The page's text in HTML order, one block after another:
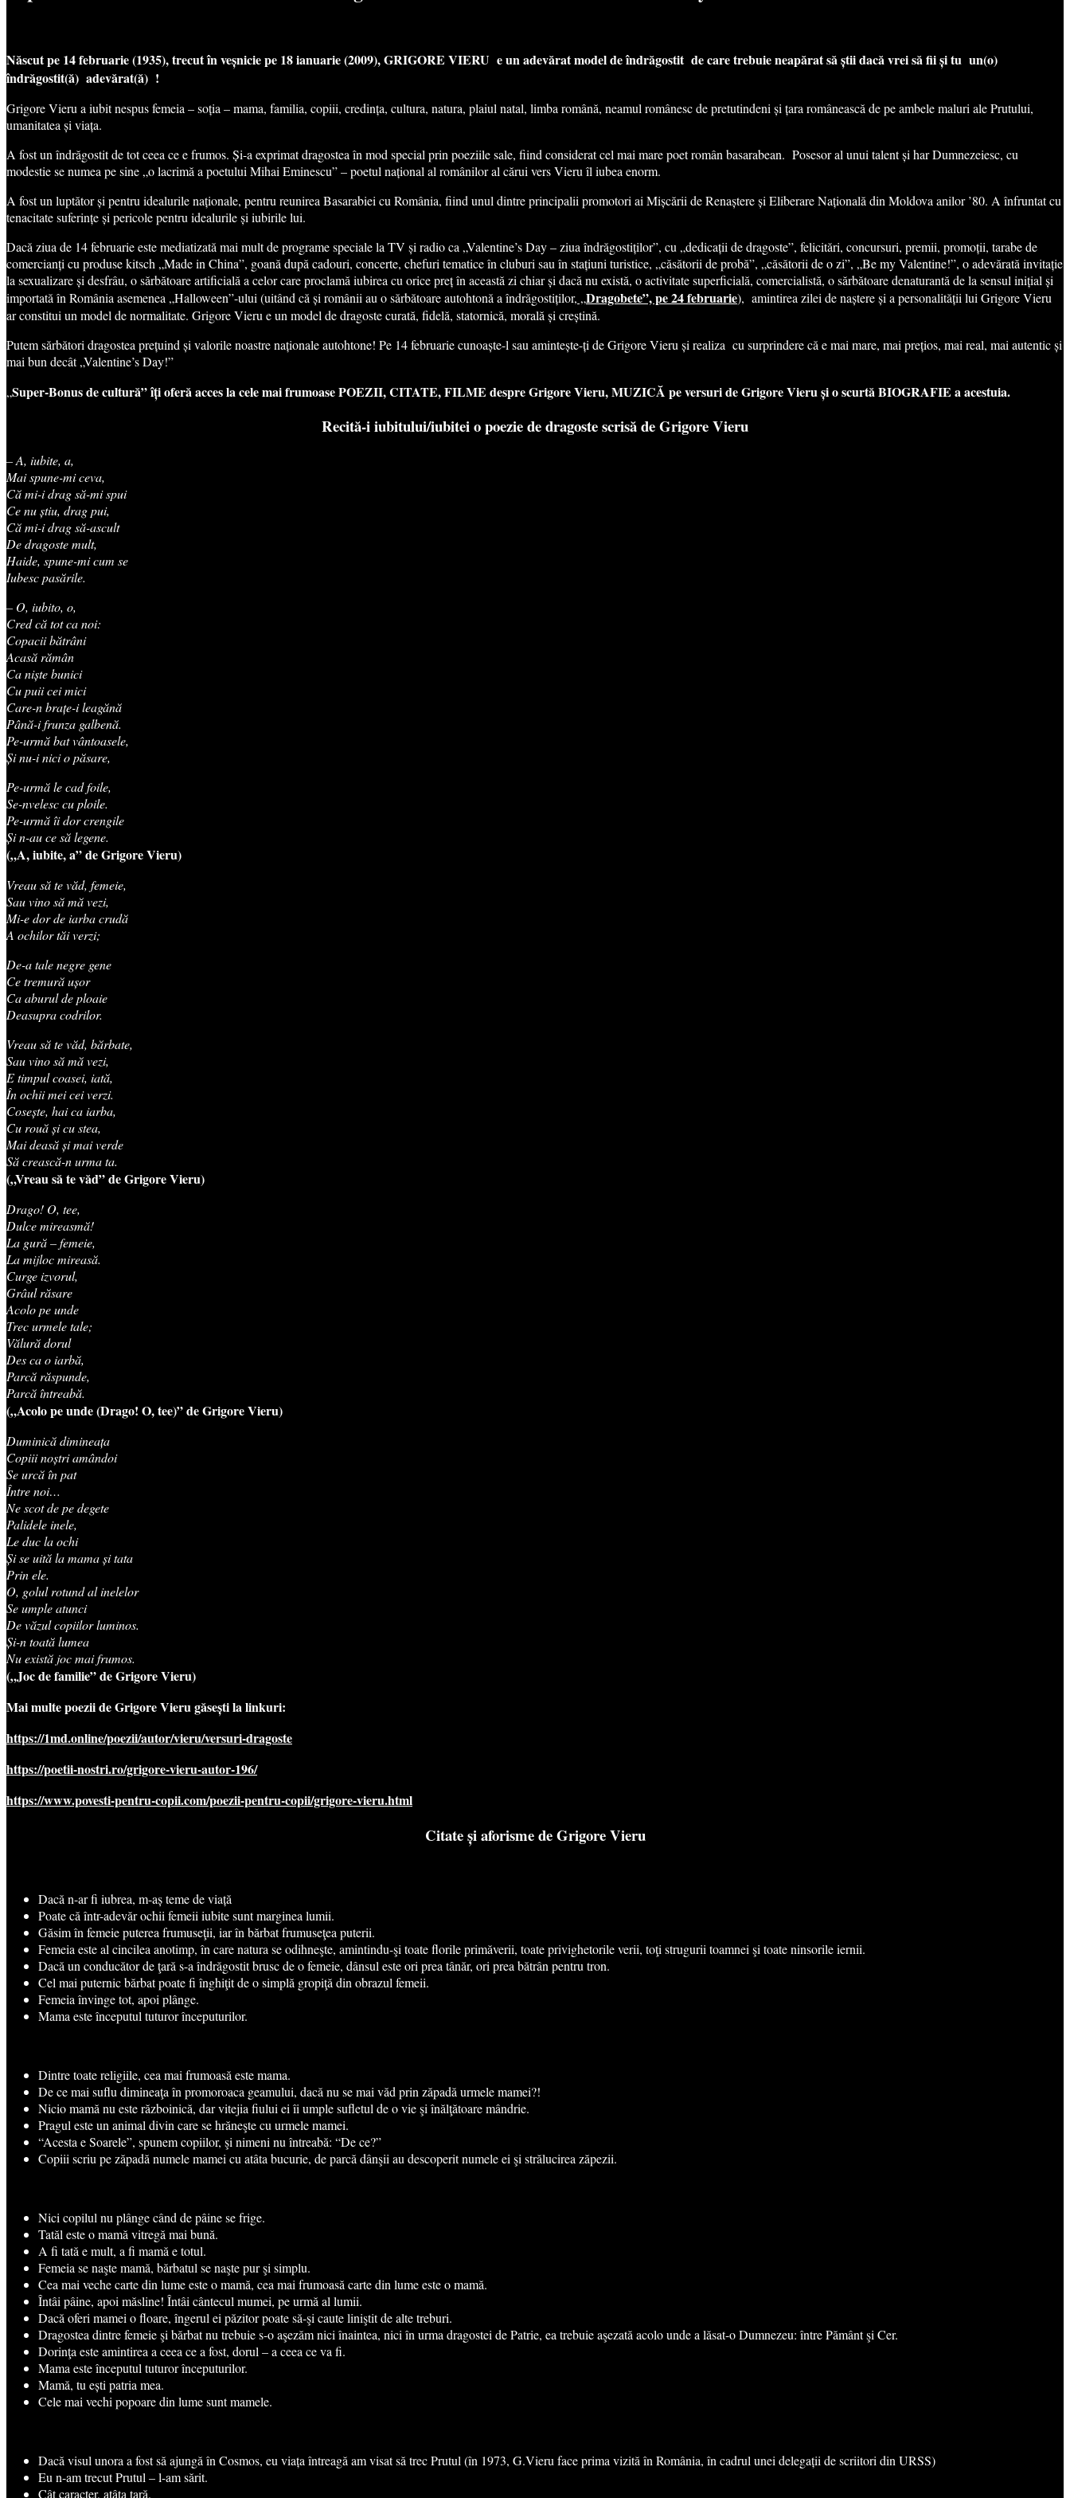
Născut pe 14 februarie (1935), trecut în veșnicie pe 18 ianuarie (2009), GRIGORE VIERU e un adevărat model de îndrăgostit de care trebuie neapărat să știi dacă vrei să fii și tu un(o)
îndrăgostit(ă) adevărat(ă) !
Grigore Vieru a iubit nespus femeia – soția – mama, familia, copiii, credința, cultura, natura, plaiul natal, limba română, neamul românesc de pretutindeni și țara românească de pe ambele maluri ale Prutului,
umanitatea și viața.
A fost un îndrăgostit de tot ceea ce e frumos. Și-a exprimat dragostea în mod special prin poeziile sale, fiind considerat cel mai mare poet român basarabean. Posesor al unui talent și har Dumnezeiesc, cu
modestie se numea pe sine „o lacrimă a poetului Mihai Eminescu” – poetul național al românilor al cărui vers Vieru îl iubea enorm.
A fost un luptător și pentru idealurile naționale, pentru reunirea Basarabiei cu România, fiind unul dintre principalii promotori ai Mișcării de Renaștere și Eliberare Națională din Moldova anilor ’80. A înfruntat cu
tenacitate suferințe și pericole pentru idealurile și iubirile lui.
Dacă ziua de 14 februarie este mediatizată mai mult de programe speciale la TV și radio ca „Valentine’s Day – ziua îndrăgostiților”, cu „dedicații de dragoste”, felicitări, concursuri, premii, promoții, tarabe de
comercianți cu produse kitsch „Made in China”, goană după cadouri, concerte, chefuri tematice în cluburi sau în stațiuni turistice, „căsătorii de probă”, „căsătorii de o zi”, „Be my Valentine!”, o adevărată invitație
la sexualizare și desfrâu, o sărbătoare artificială a celor care proclamă iubirea cu orice preț în această zi chiar și dacă nu există, o activitate superficială, comercialistă, o sărbătoare denaturantă de la sensul inițial și
importată în România asemenea „Halloween”-ului (uitând că și românii au o sărbătoare autohtonă a îndrăgostiților, „Dragobete”, pe 24 februarie), amintirea zilei de naștere și a personalității lui Grigore Vieru
ar constitui un model de normalitate. Grigore Vieru e un model de dragoste curată, fidelă, statornică, morală și creștină.
Putem sărbători dragostea prețuind și valorile noastre naționale autohtone! Pe 14 februarie cunoaște-l sau amintește-ți de Grigore Vieru și realiza cu surprindere că e mai mare, mai prețios, mai real, mai autentic și
mai bun decât „Valentine’s Day!”
„Super-Bonus de cultură” îți oferă acces la cele mai frumoase POEZII, CITATE, FILME despre Grigore Vieru, MUZICĂ pe versuri de Grigore Vieru și o scurtă BIOGRAFIE a acestuia.
Recită-i iubitului/iubitei o poezie de dragoste scrisă de Grigore Vieru
– A, iubite, a,
Mai spune-mi ceva,
Că mi-i drag să-mi spui
Ce nu știu, drag pui,
Că mi-i drag să-ascult
De dragoste mult,
Haide, spune-mi cum se
Iubesc pasările.
– O, iubito, o,
Cred că tot ca noi:
Copacii bătrâni
Acasă rămân
Ca niște bunici
Cu puii cei mici
Care-n brațe-i leagănă
Până-i frunza galbenă.
Pe-urmă bat vântoasele,
Și nu-i nici o păsare,
Pe-urmă le cad foile,
Se-nvelesc cu ploile.
Pe-urmă îi dor crengile
Și n-au ce să legene.
(„A, iubite, a” de Grigore Vieru)
Vreau să te văd, femeie,
Sau vino să mă vezi,
Mi-e dor de iarba crudă
A ochilor tăi verzi;
De-a tale negre gene
Ce tremură ușor
Ca aburul de ploaie
Deasupra codrilor.
Vreau să te văd, bărbate,
Sau vino să mă vezi,
E timpul coasei, iată,
În ochii mei cei verzi.
Cosește, hai ca iarba,
Cu rouă și cu stea,
Mai deasă și mai verde
Să crească-n urma ta.
(„Vreau să te văd” de Grigore Vieru)
Drago! O, tee,
Dulce mireasmă!
La gură – femeie,
La mijloc mireasă.
Curge izvorul,
Grâul răsare
Acolo pe unde
Trec urmele tale;
Vălură dorul
Des ca o iarbă,
Parcă răspunde,
Parcă întreabă.
(„Acolo pe unde (Drago! O, tee)” de Grigore Vieru)
Duminică dimineața
Copiii noștri amândoi
Se urcă în pat
Între noi…
Ne scot de pe degete
Palidele inele,
Le duc la ochi
Și se uită la mama și tata
Prin ele.
O, golul rotund al inelelor
Se umple atunci
De văzul copiilor luminos.
Și-n toată lumea
Nu există joc mai frumos.
(„Joc de familie” de Grigore Vieru)
Mai multe poezii de Grigore Vieru găsești la linkuri:
https://1md.online/poezii/autor/vieru/versuri-dragoste
https://poetii-nostri.ro/grigore-vieru-autor-196/
https://www.povesti-pentru-copii.com/poezii-pentru-copii/grigore-vieru.html
Citate și aforisme de Grigore Vieru
Dacă n-ar fi iubrea, m-aș teme de viață
Poate că într-adevăr ochii femeii iubite sunt marginea lumii.
Găsim în femeie puterea frumuseţii, iar în bărbat frumuseţea puterii.
Femeia este al cincilea anotimp, în care natura se odihneşte, amintindu-şi toate florile primăverii, toate privighetorile verii, toţi strugurii toamnei şi toate ninsorile iernii.
Dacă un conducător de ţară s-a îndrăgostit brusc de o femeie, dânsul este ori prea tânăr, ori prea bătrân pentru tron.
Cel mai puternic bărbat poate fi înghiţit de o simplă gropiţă din obrazul femeii.
Femeia învinge tot, apoi plânge.
Mama este începutul tuturor începuturilor.
Dintre toate religiile, cea mai frumoasă este mama.
De ce mai suflu dimineaţa în promoroaca geamului, dacă nu se mai văd prin zăpadă urmele mamei?!
Nicio mamă nu este războinică, dar vitejia fiului ei îi umple sufletul de o vie şi înălţătoare mândrie.
Pragul este un animal divin care se hrăneşte cu urmele mamei.
“Acesta e Soarele”, spunem copiilor, şi nimeni nu întreabă: “De ce?”
Copiii scriu pe zăpadă numele mamei cu atâta bucurie, de parcă dânşii au descoperit numele ei şi strălucirea zăpezii.
Nici copilul nu plânge când de pâine se frige.
Tatăl este o mamă vitregă mai bună.
A fi tată e mult, a fi mamă e totul.
Femeia se naşte mamă, bărbatul se naşte pur şi simplu.
Cea mai veche carte din lume este o mamă, cea mai frumoasă carte din lume este o mamă.
Întâi pâine, apoi măsline! Întâi cântecul mumei, pe urmă al lumii.
Dacă oferi mamei o floare, îngerul ei păzitor poate să-şi caute liniştit de alte treburi.
Dragostea dintre femeie şi bărbat nu trebuie s-o aşezăm nici înaintea, nici în urma dragostei de Patrie, ea trebuie aşezată acolo unde a lăsat-o Dumnezeu: între Pământ şi Cer.
Dorinţa este amintirea a ceea ce a fost, dorul – a ceea ce va fi.
Mama este începutul tuturor începuturilor.
Mamă, tu ești patria mea.
Cele mai vechi popoare din lume sunt mamele.
Dacă visul unora a fost să ajungă în Cosmos, eu viața întreagă am visat să trec Prutul (în 1973, G.Vieru face prima vizită în România, în cadrul unei delegații de scriitori din URSS)
Eu n-am trecut Prutul – l-am sărit.
Cât caracter, atâta ţară.